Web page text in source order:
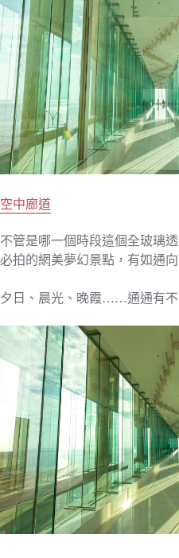
空中廊道
不管是哪一個時段這個全玻璃
必拍的網美夢幻景點，有如通
夕日、晨光、晚霞……通通有不